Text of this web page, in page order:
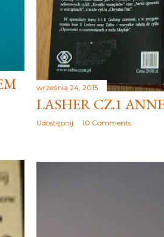
września 24, 2015
LASHER CZ.1
Udostępnij 10 Comments